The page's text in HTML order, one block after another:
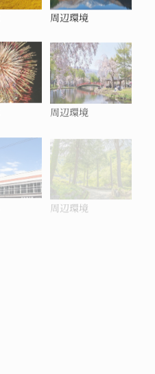
周辺環境
周辺環境
周辺環境